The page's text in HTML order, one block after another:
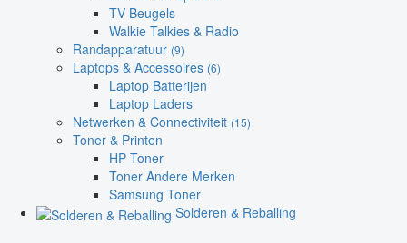
TV Beugels
Walkie Talkies & Radio
Randapparatuur (9)
Laptops & Accessoires (6)
Laptop Batterijen
Laptop Laders
Netwerken & Connectiviteit (15)
Toner & Printen
HP Toner
Toner Andere Merken
Samsung Toner
Solderen & Reballing